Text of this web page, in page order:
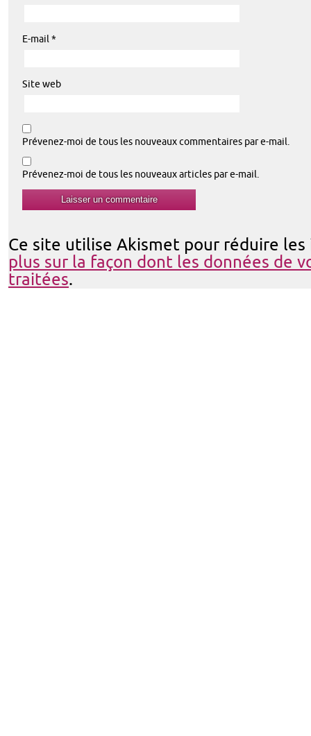
E-mail *
Site web
Prévenez-moi de tous les nouveaux commentaires par e-mail.
Prévenez-moi de tous les nouveaux articles par e-mail.
Ce site utilise Akismet pour réduire
plus sur la façon dont les données de
traitées.